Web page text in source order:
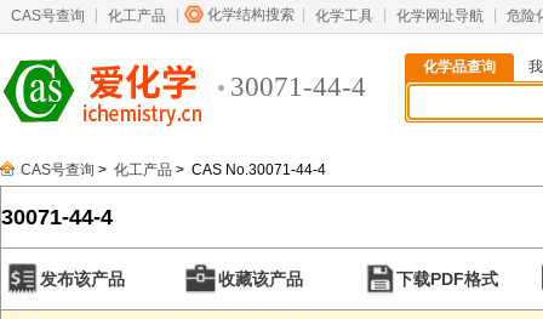
CAS号查询 化工产品 化学结构搜索 化学工具 化学网址导航 危险
30071-44-4
化学品查询
CAS号查询 > 化工产品 > CAS No.30071-44-4
30071-44-4
发布该产品 收藏该产品 下载PDF格式